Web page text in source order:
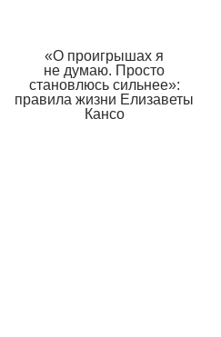
«О проигрышах я
не думаю. Просто
становлюсь сильнее»:
правила жизни Елизаветы
Кансо